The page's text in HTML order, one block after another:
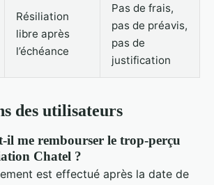
Résiliation
libre après
l’échéance
Pas de frais,
pas de préavis,
pas de
justification
des utilisateurs
il me rembourser le trop-perçu
Chatel ?
est effectué après la date de